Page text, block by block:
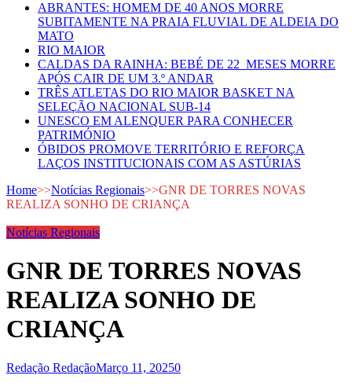
ABRANTES: HOMEM DE 40 ANOS MORRE
SUBITAMENTE NA PRAIA FLUVIAL DE ALDEIA DO
MATO
RIO MAIOR
CALDAS DA RAINHA: BEBÉ DE 22 MESES MORRE
APÓS CAIR DE UM 3.º ANDAR
TRÊS ATLETAS DO RIO MAIOR BASKET NA
SELEÇÃO NACIONAL SUB-14
UNESCO EM ALENQUER PARA CONHECER
PATRIMÓNIO
ÓBIDOS PROMOVE TERRITÓRIO E REFORÇA
LAÇOS INSTITUCIONAIS COM AS ASTÚRIAS
Home>>Notícias Regionais>>GNR DE TORRES NOVAS
REALIZA SONHO DE CRIANÇA
Notícias Regionais
GNR DE TORRES NOVAS
REALIZA SONHO DE
CRIANÇA
Redação RedaçãoMarço 11, 20250